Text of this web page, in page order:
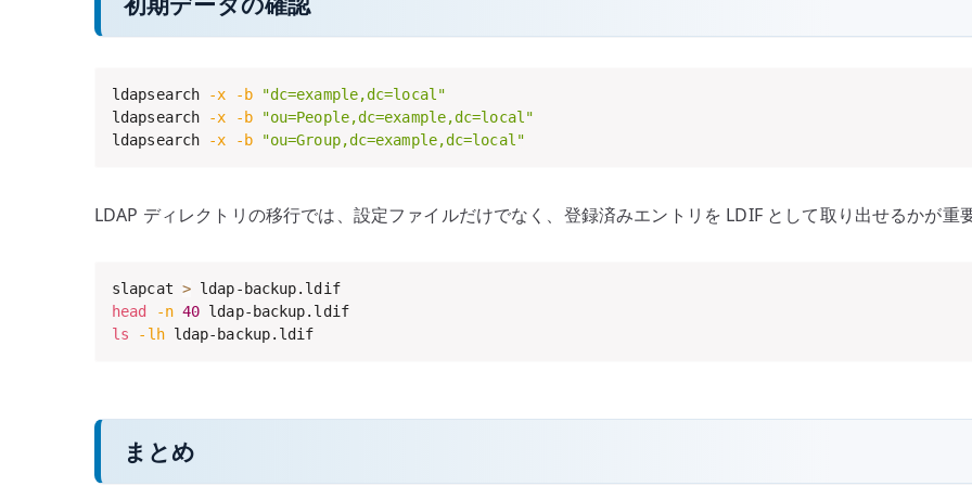
ldapsearch -x -b
"dc=example,dc=local"
ldapsearch
-x -b
"ou=People,dc=example,dc=local"
ldapsearch
-x -b "ou=Group,dc=example,dc=local"
LDAP ディレクトリの移行では、設定ファイルだけでなく、登録済みエントリを LDIF として取り出せるかが重
slapcat >
ldap-backup.ldif
head
-n 40
ldap-backup.ldif
ls
-lh ldap-backup.ldif
まとめ